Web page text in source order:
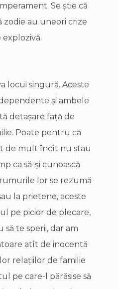
Se ştie că
zodie au uneori crize
locui singură. Aceste
şi ambele
detaşare faţă de
Poate pentru că
de mult încît nu stau
ca să-şi cunoască
lor se rezumă
la prietene, aceste
pe picior de plecare,
să te sperii, dar am
atît de inocentă
relaţiilor de familie
pe care-l părăsise să